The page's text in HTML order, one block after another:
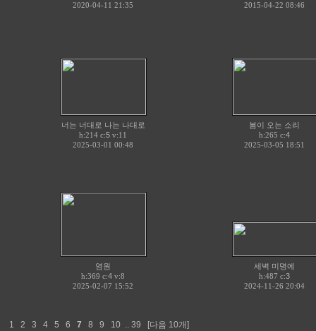
2020-04-11 21:35
2015-04-22 08:46
너는 너대로 나는 나대로
h:214 c:5 v:11
2025-03-01 00:48
봄이 오는 소리
h:265 c:4
2025-03-05 18:51
염원
h:369 c:4 v:8
2025-02-07 15:52
세벽 미명에
h:487 c:3
2024-11-26 20:04
1 2 3 4 5 6 7 8 9 10 .. 39 [다음 10개]